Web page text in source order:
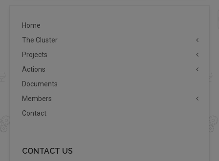
Home
The Cluster
Projects
Actions
Documents
Members
Contact
CONTACT US